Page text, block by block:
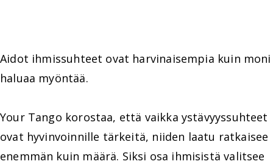
Aidot ihmissuhteet ovat harvinaisempia kuin moni
haluaa myöntää.
Your Tango korostaa, että vaikka ystävyyssuhteet
ovat hyvinvoinnille tärkeitä, niiden laatu ratkaisee
enemmän kuin määrä. Siksi osa ihmisistä valitsee